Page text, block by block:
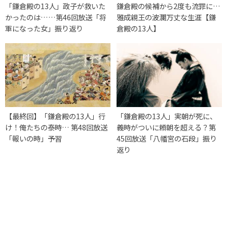
「鎌倉殿の13人」政子が救いた
かったのは……第46回放送「将
軍になった女」振り返り
鎌倉殿の候補から2度も流罪に…
雅成親王の波瀾万丈な生涯【鎌
倉殿の13人】
【最終回】「鎌倉殿の13人」行
け！俺たちの泰時… 第48回放送
「報いの時」予習
「鎌倉殿の13人」実朝が死に、
義時がついに頼朝を超える？第
45回放送「八幡宮の石段」振り
返り